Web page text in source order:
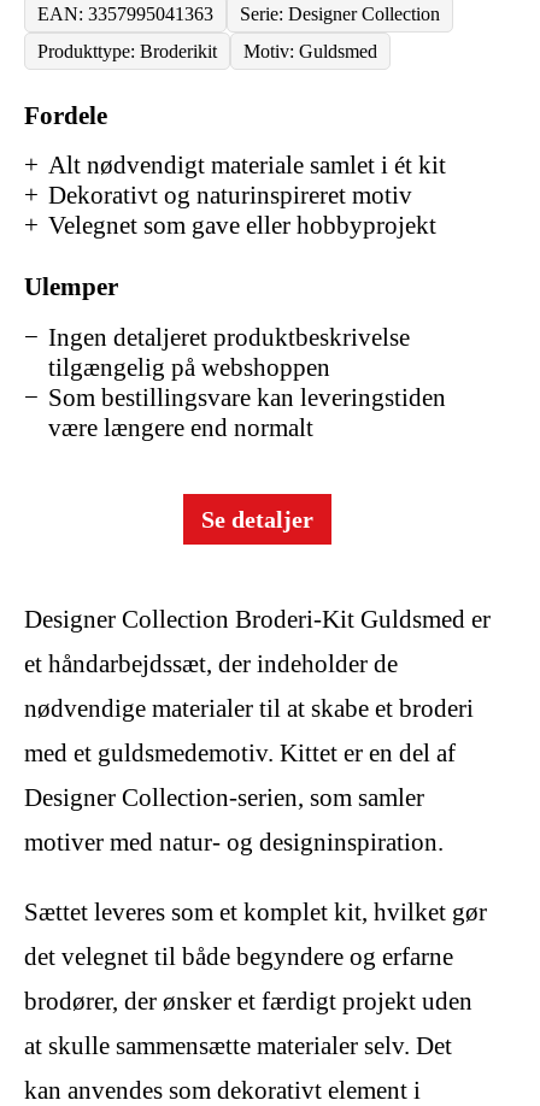
Designer Collection Broderi-Kit Guldsmed er
et håndarbejdssæt, der indeholder de
nødvendige materialer til at skabe et broderi
med et guldsmedemotiv. Kittet er en del af
Designer Collection-serien, som samler
motiver med natur- og designinspiration.
Sættet leveres som et komplet kit, hvilket gør
det velegnet til både begyndere og erfarne
brodører, der ønsker et færdigt projekt uden
at skulle sammensætte materialer selv. Det
kan anvendes som dekorativt element i
Fordele
Alt nødvendigt materiale samlet i ét kit
Dekorativt og naturinspireret motiv
Velegnet som gave eller hobbyprojekt
Ulemper
Ingen detaljeret produktbeskrivelse
tilgængelig på webshoppen
Som bestillingsvare kan leveringstiden
være længere end normalt
EAN: 3357995041363
Serie: Designer Collection
Produkttype: Broderikit
Motiv: Guldsmed
Se detaljer